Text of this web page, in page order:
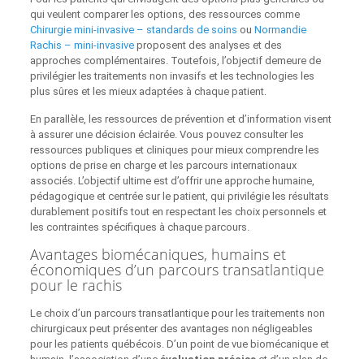
qui veulent comparer les options, des ressources comme
Chirurgie mini-invasive – standards de soins ou Normandie
Rachis – mini-invasiveproposent des analyses et des
approches complémentaires. Toutefois, l’objectif demeure de
privilégier les traitements non invasifs et les technologies les
plus sûres et les mieux adaptées à chaque patient.
En parallèle, les ressources de prévention et d’information visent
à assurer une décision éclairée. Vous pouvez consulter les
ressources publiques et cliniques pour mieux comprendre les
options de prise en charge et les parcours internationaux
associés. L’objectif ultime est d’offrir une approche humaine,
pédagogique et centrée sur le patient, qui privilégie les résultats
durablement positifs tout en respectant les choix personnels et
les contraintes spécifiques à chaque parcours.
Avantages biomécaniques, humains et
économiques d’un parcours transatlantique
pour le rachis
Le choix d’un parcours transatlantique pour les traitements non
chirurgicaux peut présenter des avantages non négligeables
pour les patients québécois. D’un point de vue biomécanique et